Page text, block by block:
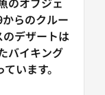
らのクルー
デザートは
バイキング
います。